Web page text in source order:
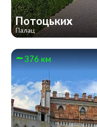
Потоцьких
Палац
376 км